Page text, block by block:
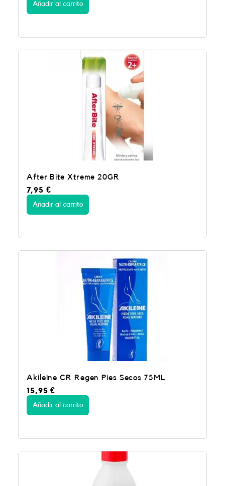
Añadir al carrito
After Bite Xtreme 20GR
7,95 €
Añadir al carrito
Akileine CR Regen Pies Secos 75ML
15,95€
Añadir al carrito